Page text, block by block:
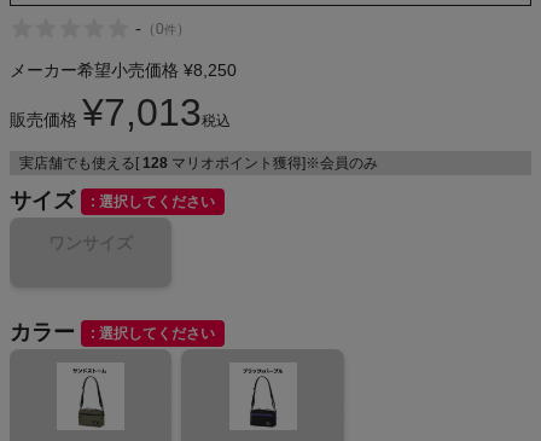
もっと見る
メンズカジュアルウェア
レディースカジュアルウェア
メンズスポーツウェア
レディーススポーツウェア
- （0件 ）
メーカー希望小売価格 ¥8,250
販売価格 ¥7,013税込
実店舗でも使える[ 128 マリオポイント獲得]※会員のみ
サイズ 選択してください
ワンサイズ
カラー 選択してください